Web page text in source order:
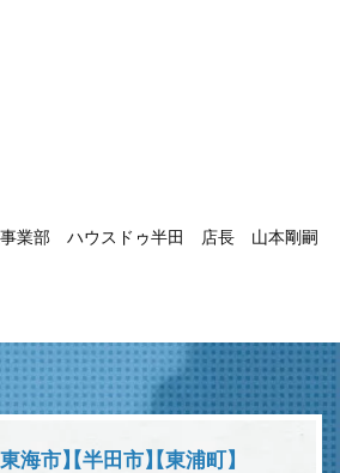
業部 ハウスドゥ半田 店長 山本剛嗣
海市】【半田市】【東浦町】